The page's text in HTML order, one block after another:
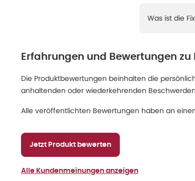
Was ist die
Erfahrungen und Bewertungen zu
Die Produktbewertungen beinhalten die
anhaltenden oder wiederkehrenden
Alle veröffentlichten Bewertungen haben an
Jetzt Produkt bewerten
Alle Kundenmeinungen anzeigen